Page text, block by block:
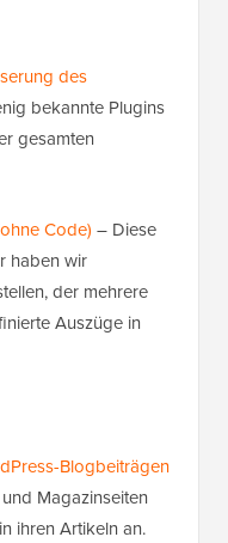
des
bekannte Plugins
gesamten
Code) – Diese
haben wir
der mehrere
Auszüge in
Blogbeiträgen
Magazinseiten
ihren Artikeln an.